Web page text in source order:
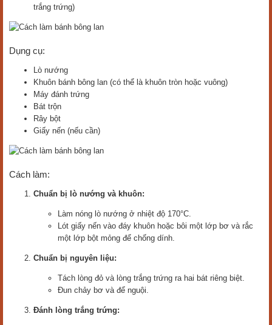
trắng trứng)
Dụng cụ:
Lò nướng
Khuôn bánh bông lan (có thể là khuôn tròn hoặc vuông)
Máy đánh trứng
Bát trộn
Rây bột
Giấy nến (nếu cần)
Cách làm:
Chuẩn bị lò nướng và khuôn:
Làm nóng lò nướng ở nhiệt độ 170°C.
Lót giấy nến vào đáy khuôn hoặc bôi một lớp bơ và rắc
một lớp bột mỏng để chống dính.
Chuẩn bị nguyên liệu:
Tách lòng đỏ và lòng trắng trứng ra hai bát riêng biệt.
Đun chảy bơ và để nguội.
Đánh lòng trắng trứng: